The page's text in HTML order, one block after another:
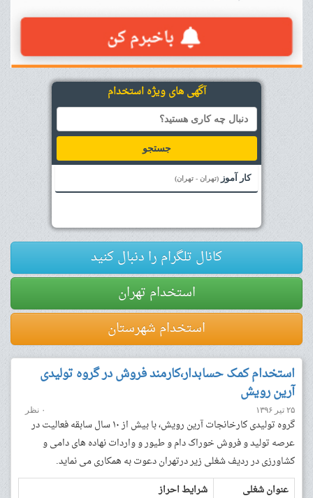
آگهی های ویژه استخدام
جستجو
کار آموز (تهران - تهران)
کانال تلگرام را دنبال کنید
استخدام تهران
استخدام شهرستان
استخدام کمک حسابدار،کارمند فروش در گروه تولیدی
آرین رویش
۲۵ تیر ۱۳۹۶ ۰ نظر
گروه تولیدی کارخانجات آرین رویش، با بیش از ۱۰ سال سابقه فعالیت در
عرصه تولید و فروش خوراک دام و طیور و واردات نهاده های دامی و
کشاورزی در ردیف شغلی زیر درتهران دعوت به همکاری می نماید.
عنوان شغلی
شرایط احراز